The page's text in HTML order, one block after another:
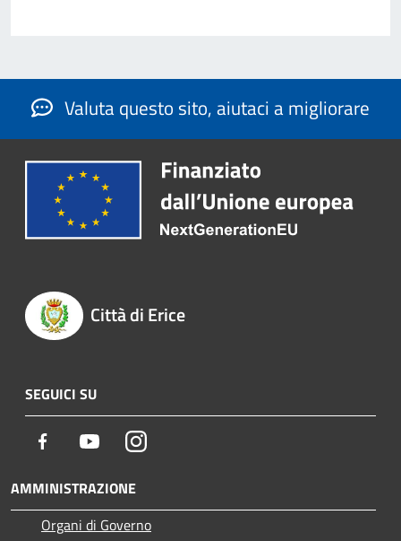
Valuta questo sito, aiutaci a migliorare
Città di Erice
SEGUICI SU
Facebook YoutubeInstagram
AMMINISTRAZIONE
Organi di Governo